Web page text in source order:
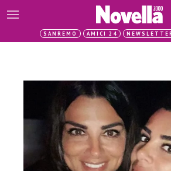
SANREMO AMICI 24